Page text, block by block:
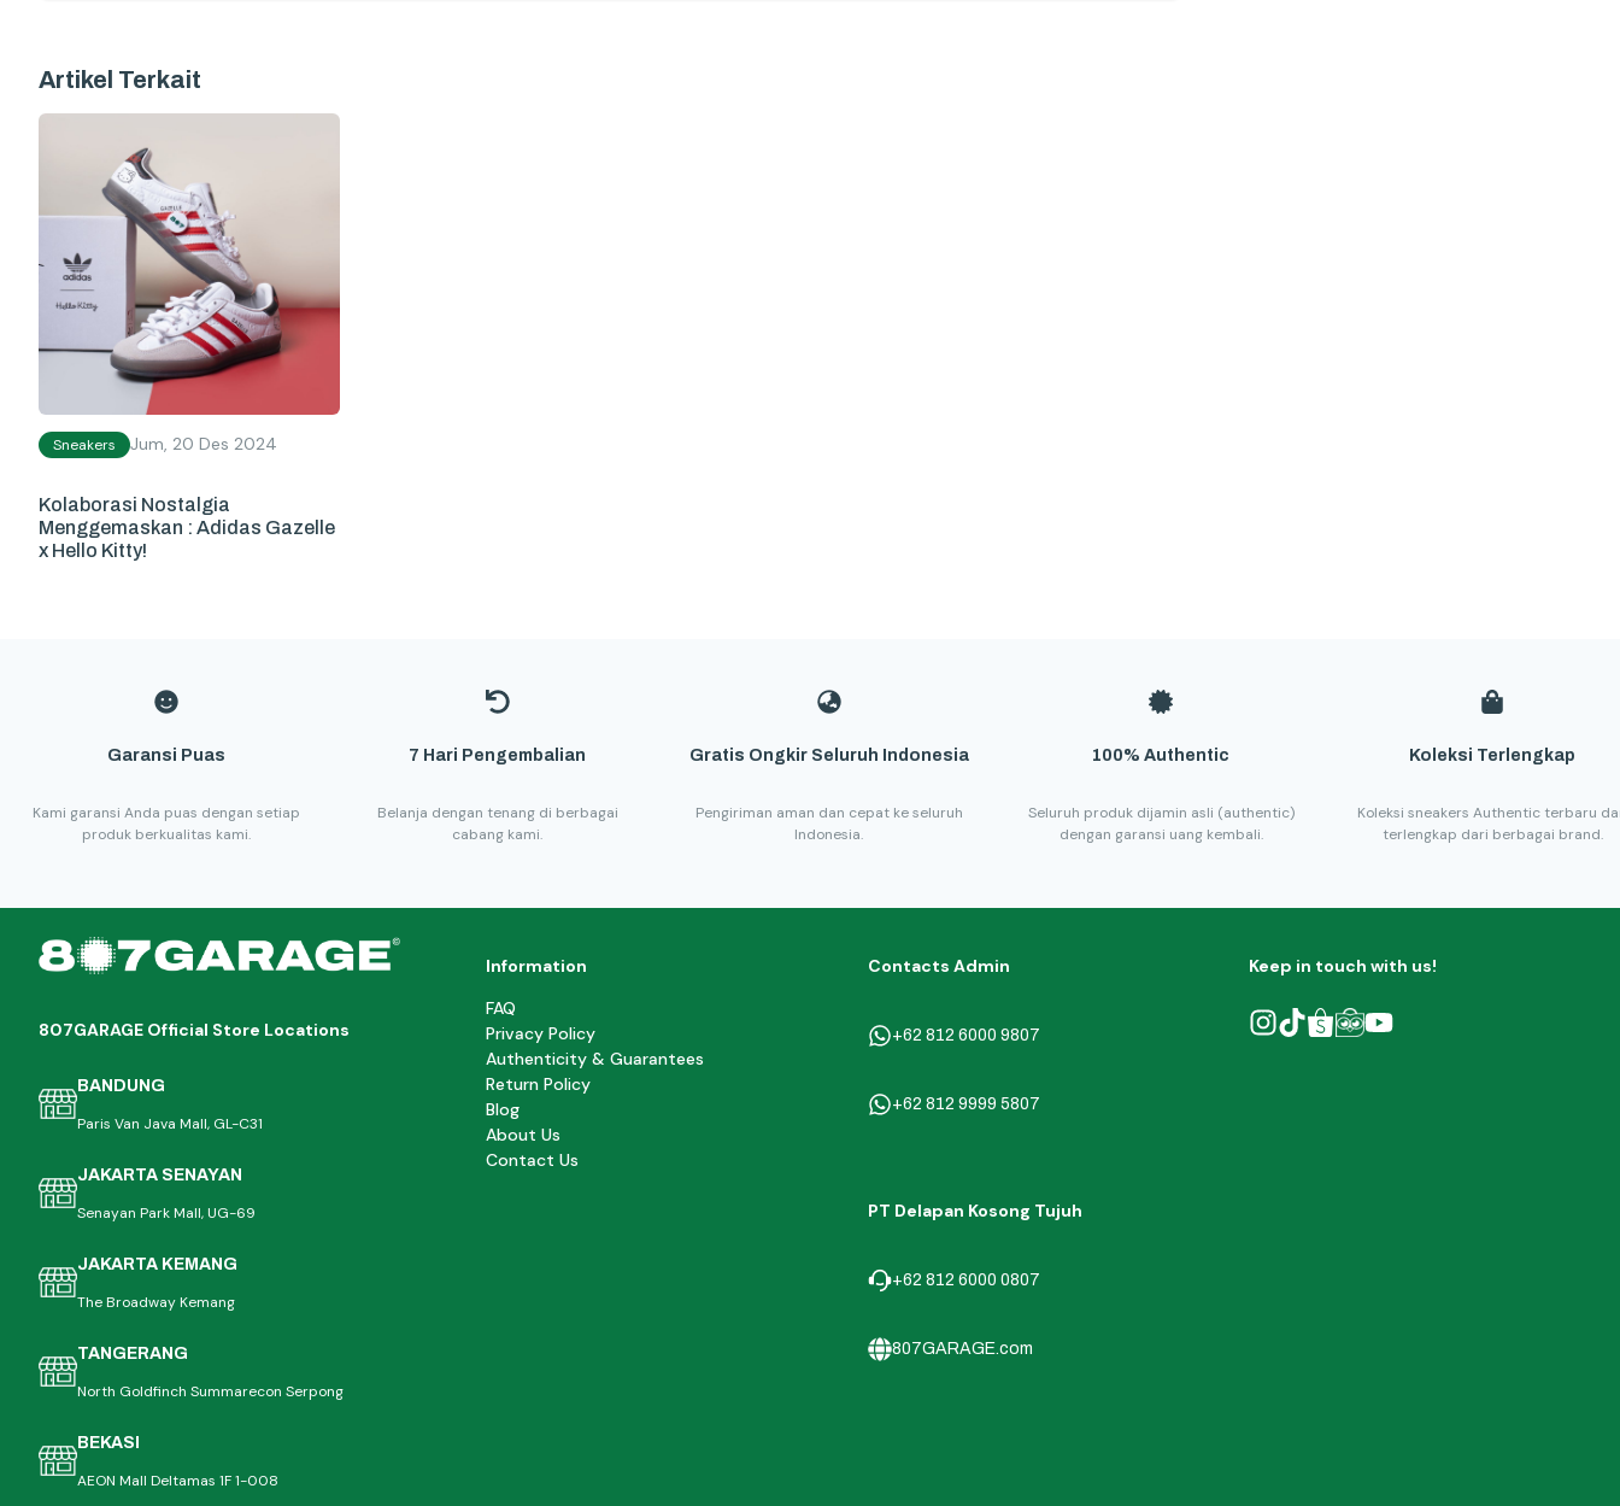
Artikel Terkait
Sneakers Jum, 20 Des 2024
Kolaborasi Nostalgia
Menggemaskan : Adidas Gazelle
x Hello Kitty!
Garansi Puas
Kami garansi Anda puas dengan setiap
produk berkualitas kami.
7 Hari Pengembalian
Belanja dengan tenang di berbagai
cabang kami.
Gratis Ongkir Seluruh Indonesia
Pengiriman aman dan cepat ke seluruh
Indonesia.
100% Authentic
Seluruh produk dijamin asli (authentic)
dengan garansi uang kembali.
Koleksi Terlengkap
Koleksi sneakers Authentic terbaru
terlengkap dari berbagai brand.
807GARAGE Official Store Locations
BANDUNG
Paris Van Java Mall, GL-C31
JAKARTA SENAYAN
Senayan Park Mall, UG-69
JAKARTA KEMANG
The Broadway Kemang
TANGERANG
North Goldfinch Summarecon Serpong
BEKASI
AEON Mall Deltamas 1F 1-008
Information
FAQ
Privacy Policy
Authenticity & Guarantees
Return Policy
Blog
About Us
Contact Us
Contacts Admin
+62 812 6000 9807
+62 812 9999 5807
PT Delapan Kosong Tujuh
+62 812 6000 0807
807GARAGE.com
Keep in touch with us!